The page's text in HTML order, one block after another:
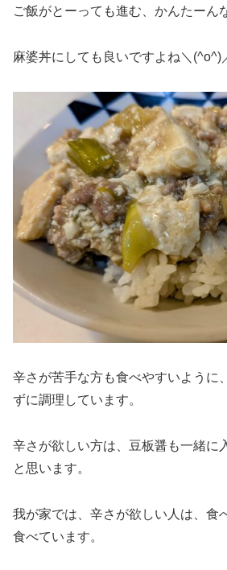
ご飯がとーっても進む、かんたーん
麻婆丼にしても良いですよね＼(^o^)
辛さが苦手な方も食べやすいように
ずに調理しています。
辛さが欲しい方は、豆板醤も一緒に
と思います。
我が家では、辛さが欲しい人は、食
食べています。